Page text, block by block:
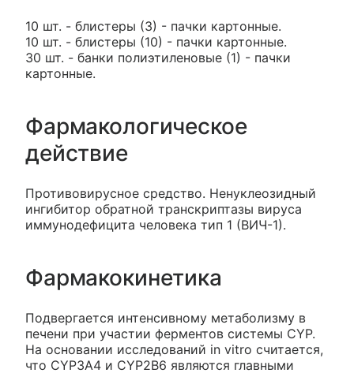
10 шт. - блистеры (3) - пачки картонные.
10 шт. - блистеры (10) - пачки картонные.
30 шт. - банки полиэтиленовые (1) - пачки
картонные.
Фармакологическое
действие
Противовирусное средство. Ненуклеозидный
ингибитор обратной транскриптазы вируса
иммунодефицита человека тип 1 (ВИЧ-1).
Фармакокинетика
Подвергается интенсивному метаболизму в
печени при участии ферментов системы CYP.
На основании исследований in vitro считается,
что CYP3A4 и CYP2B6 являются главными